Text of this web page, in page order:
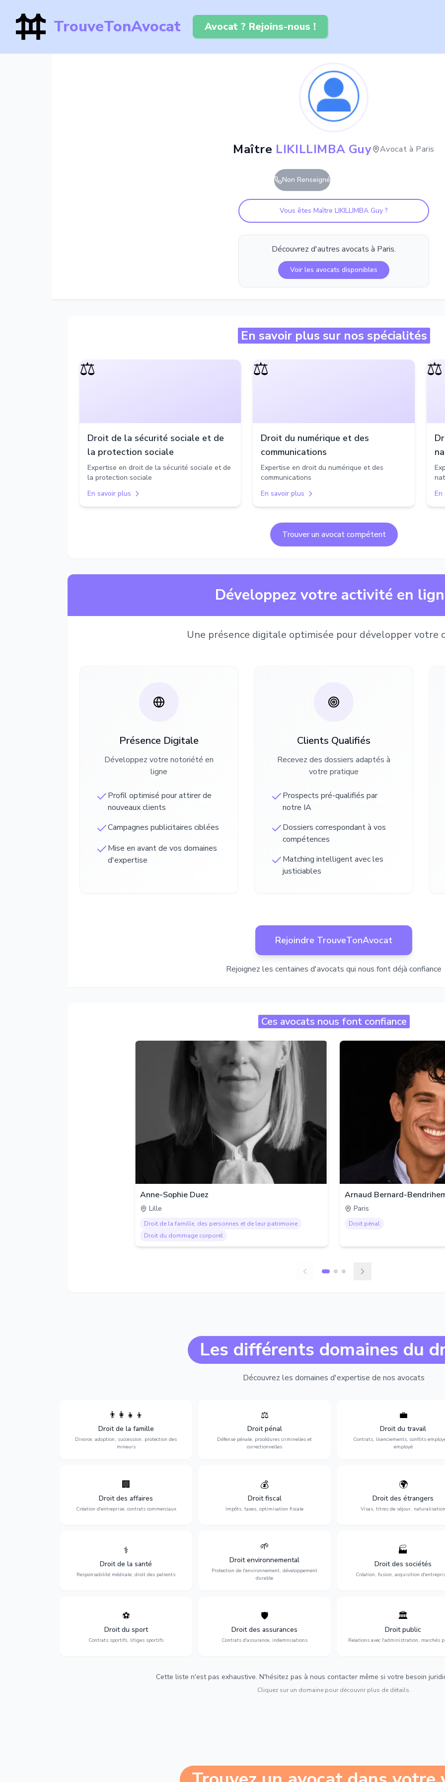
TrouveTonAvocat Avocat ? Rejoins-nous !
Maître LIKILLIMBA Guy Avocat à Paris
Non Renseigné
Vous êtes Maître LIKILLIMBA Guy?
Découvrez d'autres avocats à Paris.
Voir les avocats disponibles
En savoir plus sur nos spécialités
⚖️
Droit de la sécurité sociale et de
la protection sociale
Expertise en droit de la sécurité sociale et de
la protection sociale
En savoir plus
⚖️
Droit du numérique et des
communications
Expertise en droit du numérique et des
communications
En savoir plus
⚖️
En
Trouver un avocat compétent
Développez votre activité en
Une présence digitale optimisée pour développer votre
Présence Digitale
Développez votre notoriété en
ligne
Profil optimisé pour attirer de
nouveaux clients
Campagnes publicitaires ciblées
Mise en avant de vos domaines
d'expertise
Clients Qualifiés
Recevez des dossiers adaptés à
votre pratique
Prospects pré-qualifiés par
notre IA
Dossiers correspondant à vos
compétences
Matching intelligent avec les
justiciables
Rejoindre TrouveTonAvocat
Rejoignez les centaines d'avocats qui nous font déjà confiance
Ces avocats nous font confiance
Anne-Sophie Duez
Lille
Droit de la famille, des personnes et de leur patrimoine
Droit du dommage corporel
Arnaud Bernard-
Paris
Droit pénal
Les différents domaines du
Découvrez les domaines d'expertise de nos avocats
👨‍👩‍👧‍👦
Droit de la famille
Divorce, adoption, succession, protection des
mineurs
succession et protection des personnes
vulnérables.
⚖️
Droit pénal
Défense pénale, procédures criminelles et
correctionnelles
Expertise en matière pénale, de
l'assistance en garde à vue jusqu'au
procès, pour toute affaire correctionnelle
ou criminelle.
💼
Droit du travail
Contrats, licenciements, conflits
employé
Protection de vos droits au
contrats, licenciements,
discrimination et conflits avec
l'employeur.
🏢
Droit des affaires
Création d'entreprise, contrats commerciaux
Accompagnement complet pour votre
entreprise : création, contrats
commerciaux, concurrence et litiges.
💰
Droit fiscal
Impôts, taxes, optimisation fiscale
Optimisation de votre situation fiscale :
déclarations, contentieux, contrôles
fiscaux et planification.
🌍
Droit des étrangers
Visas, titres de séjour, naturalisation
Obtention de vos droits de séjour :
cartes de séjour, regroupement
naturalisation.
⚕️
Droit de la santé
Responsabilité médicale, droit des patients
Défense de vos droits médicaux : erreurs
médicales, responsabilité des praticiens
et indemnisation.
🌱
Droit environnemental
Protection de l'environnement, développement
durable
environnementale, litiges et
développement durable.
🏭
Droit des sociétés
Création, fusion, acquisition
Structuration de votre société :
fusion-acquisition,
restructuration.
⚽
Droit du sport
Contrats sportifs, litiges sportifs
Expertise en droit sportif : contrats de
sportifs, transferts, sponsoring et
contentieux.
🛡️
Droit des assurances
Contrats d'assurance, indemnisations
Défense de vos intérêts : contrats
d'assurance, sinistres et indemnisations
optimales.
🏛️
Droit public
Relations avec l'administration, marchés
Gestion de vos relations avec
l'administration : marchés
urbanisme et contentieux.
Cette liste n'est pas exhaustive. N'hésitez pas à nous contacter même si votre besoin
Cliquez sur un domaine pour découvrir plus de détails.